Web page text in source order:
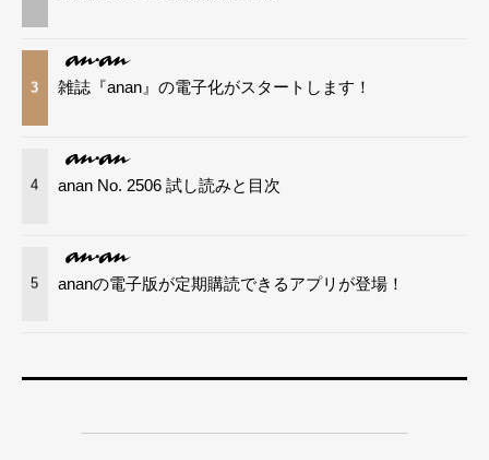
3 雑誌『anan』の電子化がスタートします！
4 anan No. 2506 試し読みと目次
5 ananの電子版が定期購読できるアプリが登場！